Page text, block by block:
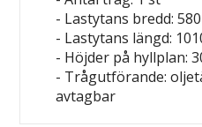
- Lastytans bredd:
- Lastytans längd:
- Höjder på hyllplan:
- Trågutförande:
avtagbar